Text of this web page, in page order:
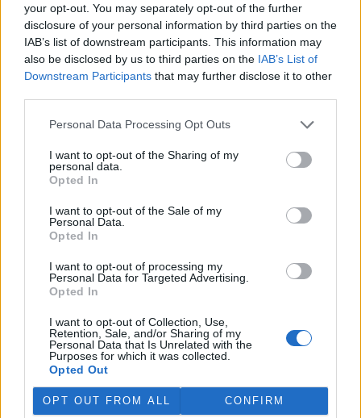
your opt-out. You may separately opt-out of the further
disclosure of your personal information by third parties on the
IAB’s list of downstream participants. This information may
also be disclosed by us to third parties on the IAB’s List of
Downstream Participants that may further disclose it to other
Personal Data Processing Opt Outs
I want to opt-out of the Sharing of my
personal data.
Opted In
I want to opt-out of the Sale of my
Personal Data.
Opted In
I want to opt-out of processing my
Personal Data for Targeted Advertising.
Opted In
I want to opt-out of Collection, Use,
Retention, Sale, and/or Sharing of my
Personal Data that Is Unrelated with the
Purposes for which it was collected.
Opted Out
OPT OUT FROM ALL CONFIRM
tisknout
reklama
Redakce Ekolistu vítá čtenářské názory, komentáře a postřehy. Tím,
že zde publikujete svůj příspěvek, se ale zároveň zavazujete
dodržovatpravidla diskuse
DO DISKUZE SE MŮŽETE ZAPOJIT PO PŘIHLÁŠENÍ